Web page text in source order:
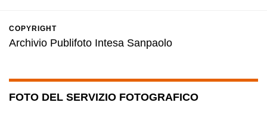
COPYRIGHT
Archivio Publifoto Intesa Sanpaolo
FOTO DEL SERVIZIO FOTOGRAFICO